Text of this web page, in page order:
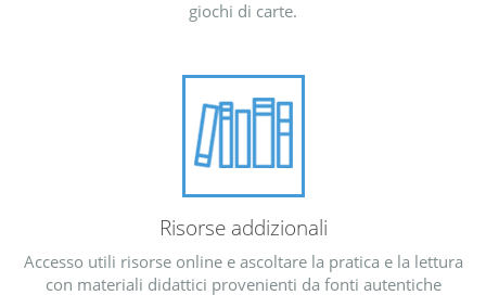
giochi di carte.
Risorse addizionali
Accesso utili risorse online e ascoltare la pratica e la lettura
con materiali didattici provenienti da fonti autentiche